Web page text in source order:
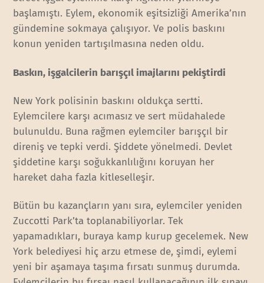
başlamıştı. Eylem, ekonomik eşitsizliği Amerika’nın
gündemine sokmaya çalışıyor. Ve polis baskını
konun yeniden tartışılmasına neden oldu.
Baskın, işgalcilerin barışçıl imajlarını pekiştirdi
New York polisinin baskını oldukça sertti.
Eylemcilere karşı acımasız ve sert müdahalede
bulunuldu. Buna rağmen eylemciler barışçıl bir
direniş ve tepki verdi. Şiddete yönelmedi. Devlet
şiddetine karşı soğukkanlılığını koruyan her
hareket daha fazla kitleselleşir.
Bütün bu kazançların yanı sıra, eylemciler yeniden
Zuccotti Park’ta toplanabiliyorlar. Tek
yapamadıkları, buraya kamp kurup gecelemek. New
York belediyesi hiç arzu etmese de, şimdi, eylemi
yeni bir aşamaya taşıma fırsatı sunmuş durumda.